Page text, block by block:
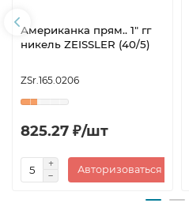
Американка прям.. 1" гг
никель ZEISSLER (40/5)
ZSr.165.0206
825.27 ₽/шт
Авторизоваться